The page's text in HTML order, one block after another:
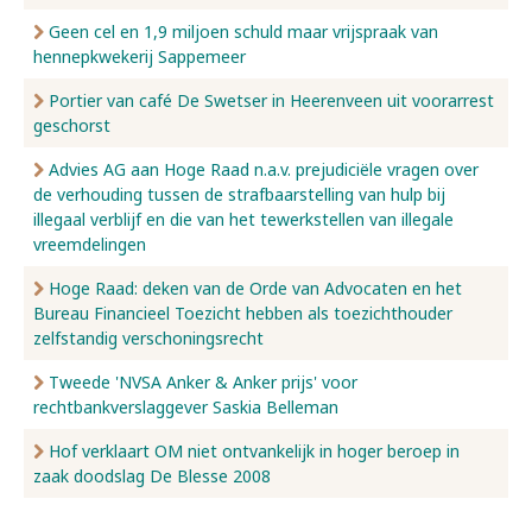
Geen cel en 1,9 miljoen schuld maar vrijspraak van
hennepkwekerij Sappemeer
Portier van café De Swetser in Heerenveen uit voorarrest
geschorst
Advies AG aan Hoge Raad n.a.v. prejudiciële vragen over
de verhouding tussen de strafbaarstelling van hulp bij
illegaal verblijf en die van het tewerkstellen van illegale
vreemdelingen
Hoge Raad: deken van de Orde van Advocaten en het
Bureau Financieel Toezicht hebben als toezichthouder
zelfstandig verschoningsrecht
Tweede 'NVSA Anker & Anker prijs' voor
rechtbankverslaggever Saskia Belleman
Hof verklaart OM niet ontvankelijk in hoger beroep in
zaak doodslag De Blesse 2008